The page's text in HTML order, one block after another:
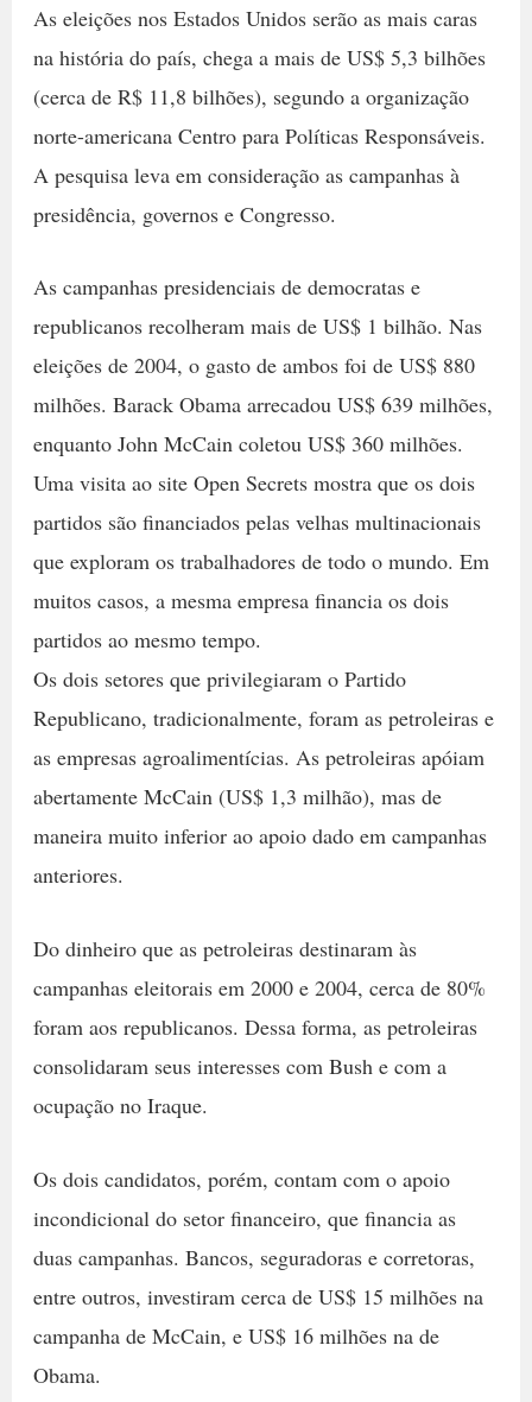
As eleições nos Estados Unidos serão as mais caras
na história do país, chega a mais de US$ 5,3 bilhões
(cerca de R$ 11,8 bilhões), segundo a organização
norte-americana Centro para Políticas Responsáveis.
A pesquisa leva em consideração as campanhas à
presidência, governos e Congresso.
As campanhas presidenciais de democratas e
republicanos recolheram mais de US$ 1 bilhão. Nas
eleições de 2004, o gasto de ambos foi de US$ 880
milhões. Barack Obama arrecadou US$ 639 milhões,
enquanto John McCain coletou US$ 360 milhões.
Uma visita ao site Open Secrets mostra que os dois
partidos são financiados pelas velhas multinacionais
que exploram os trabalhadores de todo o mundo. Em
muitos casos, a mesma empresa financia os dois
partidos ao mesmo tempo.
Os dois setores que privilegiaram o Partido
Republicano, tradicionalmente, foram as petroleiras e
as empresas agroalimentícias. As petroleiras apóiam
abertamente McCain (US$ 1,3 milhão), mas de
maneira muito inferior ao apoio dado em campanhas
anteriores.
Do dinheiro que as petroleiras destinaram às
campanhas eleitorais em 2000 e 2004, cerca de 80%
foram aos republicanos. Dessa forma, as petroleiras
consolidaram seus interesses com Bush e com a
ocupação no Iraque.
Os dois candidatos, porém, contam com o apoio
incondicional do setor financeiro, que financia as
duas campanhas. Bancos, seguradoras e corretoras,
entre outros, investiram cerca de US$ 15 milhões na
campanha de McCain, e US$ 16 milhões na de
Obama.